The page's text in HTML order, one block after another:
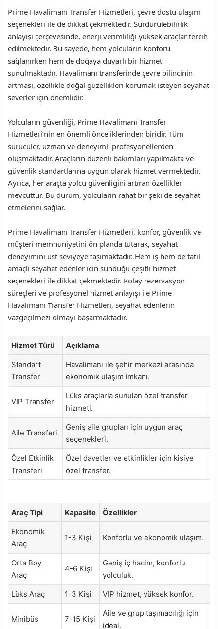
Prime Havalimanı Transfer Hizmetleri, çevre dostu ulaşım
seçenekleri ile de dikkat çekmektedir. Sürdürülebilirlik
anlayışı çerçevesinde, enerji verimliliği yüksek araçlar tercih
edilmektedir. Bu sayede, hem yolcuların konforu
sağlanırken hem de doğaya duyarlı bir hizmet
sunulmaktadır. Havalimanı transferinde çevre bilincinin
artması, özellikle doğal güzellikleri korumak isteyen seyahat
severler için önemlidir.
Yolcuların güvenliği, Prime Havalimanı Transfer
Hizmetleri’nin en önemli önceliklerinden biridir. Tüm
sürücüler, uzman ve deneyimli profesyonellerden
oluşmaktadır. Araçların düzenli bakımları yapılmakta ve
güvenlik standartlarına uygun olarak hizmet vermektedir.
Ayrıca, her araçta yolcu güvenliğini artıran özellikler
mevcuttur. Bu durum, yolcuların rahat bir şekilde seyahat
etmelerini sağlar.
Prime Havalimanı Transfer Hizmetleri, konfor, güvenlik ve
müşteri memnuniyetini ön planda tutarak, seyahat
deneyimini üst seviyeye taşımaktadır. Hem iş hem de tatil
amaçlı seyahat edenler için sunduğu çeşitli hizmet
seçenekleri ile dikkat çekmektedir. Kolay rezervasyon
süreçleri ve profesyonel hizmet anlayışı ile Prime
Havalimanı Transfer Hizmetleri, seyahat edenlerin
vazgeçilmezi olmayı başarmaktadır.
Hizmet Türü Açıklama
Standart
Transfer
Havalimanı ile şehir merkezi arasında
ekonomik ulaşım imkanı.
VIP Transfer
Lüks araçlarla sunulan özel transfer
hizmeti.
Aile Transferi
Geniş aile grupları için uygun araç
seçenekleri.
Özel Etkinlik
Transferi
Özel davetler ve etkinlikler için kişiye
özel transfer.
Araç Tipi Kapasite Özellikler
Ekonomik
Araç
1-3 Kişi Konforlu ve ekonomik ulaşım.
Orta Boy
Araç
4-6 Kişi
Geniş iç hacim, konforlu
yolculuk.
Lüks Araç 1-3 Kişi VIP hizmet, yüksek konfor.
Minibüs 7-15 Kişi
Aile ve grup taşımacılığı için
ideal.